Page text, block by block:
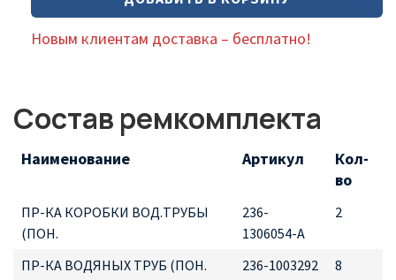
Новым клиентам доставка – бесплатно!
Состав ремкомплекта
Наименование Артикул
Кол-
во
ПР-КА КОРОБКИ ВОД.ТРУБЫ
(ПОН.
236-
1306054-А
2
ПР-КА ВОДЯНЫХ ТРУБ (ПОН. 236-1003292
8